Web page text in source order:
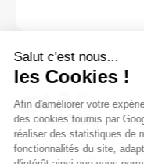
Le Pull Français